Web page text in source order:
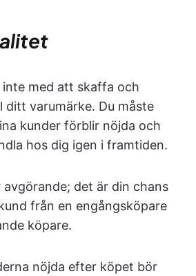
med att skaffa och
ditt varumärke. Du måste
kunder förblir nöjda och
hos dig igen i framtiden.
det är din chans
från en engångsköpare
köpare.
nöjda efter köpet bör